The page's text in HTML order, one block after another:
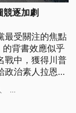
競逐加劇
最受關注的焦點
背書效應似乎
戰中，獲得川普
政治素人拉恩，
同樣競爭激
...